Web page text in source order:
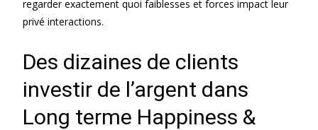
regarder exactement quoi faiblesses et forces impact leur
privé interactions.
Des dizaines de clients
investir de l’argent dans
Long terme Happiness &